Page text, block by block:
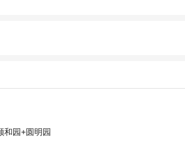
和园+圆明园